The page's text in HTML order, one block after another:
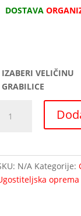
DOSTAVA
IZABERI VELIČINU
GRABILICE
količina
N/A Kategorije:
oprema